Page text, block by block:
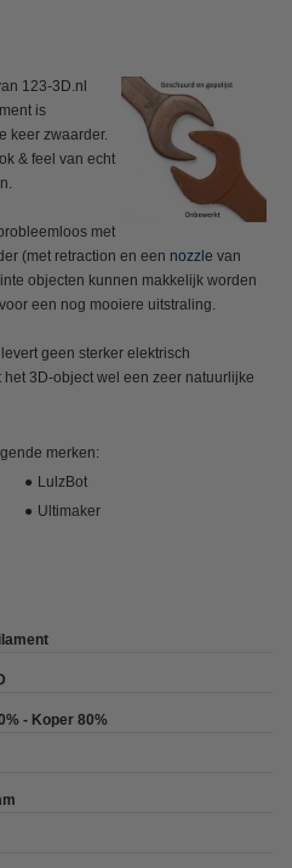
123-3D.nl
is
keer zwaarder.
& feel van echt
met
(met retraction en een nozzle van
objecten kunnen makkelijk worden
een nog mooiere uitstraling.
geen sterker elektrisch
3D-object wel een zeer natuurlijke
merken:
● LulzBot
● Ultimaker
- Koper 80%